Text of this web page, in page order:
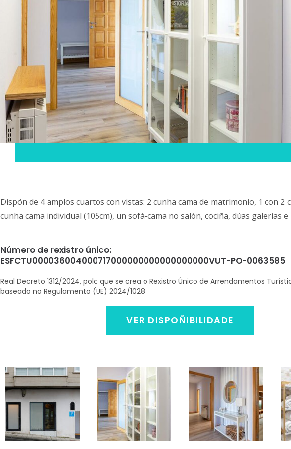
Dispón de 4 amplos cuartos con vistas: 2 cunha cama de matrimonio, 1 con 2
cunha cama individual (105cm), un sofá-cama no salón, cociña, dúas galerías e
Número de rexistro único:
ESFCTU000036004000717000000000000000000VUT-PO-0063585
Real Decreto 1312/2024, polo que se crea o Rexistro Único de Arrendamentos
baseado no Regulamento (UE) 2024/1028
VER DISPOÑIBILIDADE